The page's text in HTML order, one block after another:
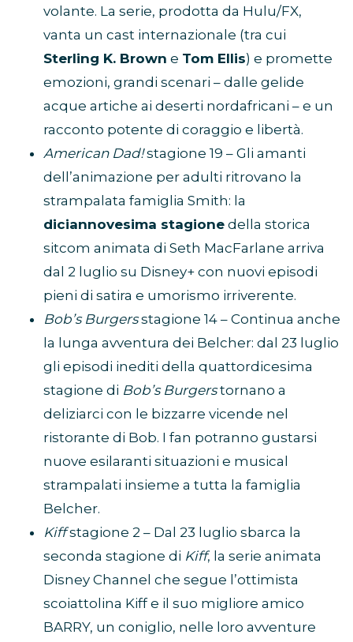
volante. La serie, prodotta da Hulu/FX,
vanta un cast internazionale (tra cui
Sterling K. Brown e Tom Ellis) e promette
emozioni, grandi scenari – dalle gelide
acque artiche ai deserti nordafricani – e un
racconto potente di coraggio e libertà.
American Dad!stagione 19 – Gli amanti
dell’animazione per adulti ritrovano la
strampalata famiglia Smith: la
diciannovesima stagione della storica
sitcom animata di Seth MacFarlane arriva
dal 2 luglio su Disney+ con nuovi episodi
pieni di satira e umorismo irriverente.
Bob’s Burgersstagione 14 – Continua anche
la lunga avventura dei Belcher: dal 23 luglio
gli episodi inediti della quattordicesima
stagione di Bob’s Burgerstornano a
deliziarci con le bizzarre vicende nel
ristorante di Bob. I fan potranno gustarsi
nuove esilaranti situazioni e musical
strampalati insieme a tutta la famiglia
Belcher.
Kiffstagione 2 – Dal 23 luglio sbarca la
seconda stagione di Kiff, la serie animata
Disney Channel che segue l’ottimista
scoiattolina Kiff e il suo migliore amico
BARRY, un coniglio, nelle loro avventure